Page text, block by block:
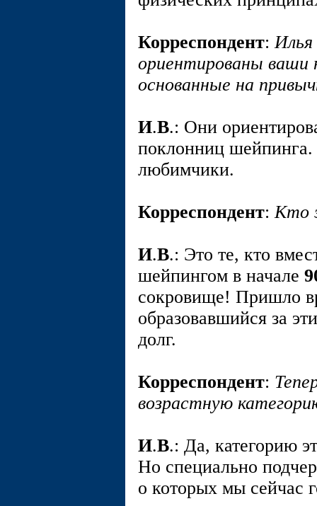
Корреспондент:Илья
ориентированы ваши
основанные на
И.В.: Они
поклонниц
любимчики.
Корреспондент:Кто
И.В.: Это те, кто
шейпингом в начале
сокровище! Пришло
образовавшийся за
долг.
Корреспондент:
возрастную
И.В.: Да, категорию
Но специально
о которых мы сейчас